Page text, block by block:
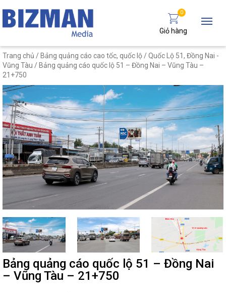
0
Giỏ hàng
Trang chủ / Bảng quảng cáo cao tốc, quốc lộ /Quốc Lộ 51, Đồng Nai -
Vũng Tàu / Bảng quảng cáo quốc lộ 51 – Đồng Nai – Vũng Tàu –
21+750
Bảng quảng cáo quốc lộ 51 – Đồng Nai
– Vũng Tàu – 21+750